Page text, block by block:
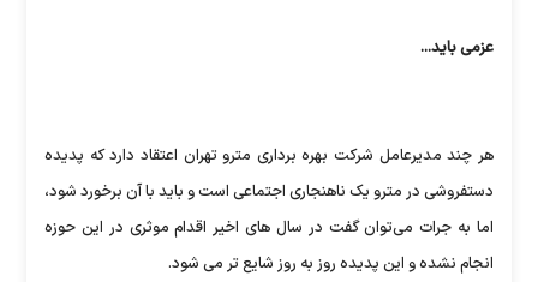
عزمی باید...
هر چند مدیرعامل شرکت بهره برداری مترو تهران اعتقاد دارد که پدیده
دستفروشی در مترو یک ناهنجاری اجتماعی است و باید با آن برخورد شود،
اما به جرات می‌توان گفت در سال های اخیر اقدام موثری در این حوزه
انجام نشده و این پدیده روز به روز شایع تر می شود.